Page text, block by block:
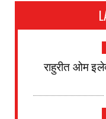
राहुरीत ओम